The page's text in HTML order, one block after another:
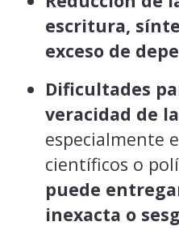
escritura,
exceso de
Dificultades
veracidad de
especialmente
científicos o
puede
inexacta o